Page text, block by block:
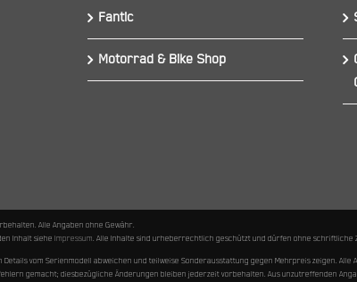
Fantic
Motorrad & Bike Shop
Alle Angaben ohne Gewähr.
Inhalt siehe Impressum. Alle Inhalte sind urheberrechtlich geschützt und dürfen ohne schriftliche
vom Serienmodell abweichen und teilweise Sonderausstattung gegen Mehrpreis zeigen.
gemacht; diesbezügliche Änderungen bleiben jederzeit vorbehalten. Aus unzutreffenden